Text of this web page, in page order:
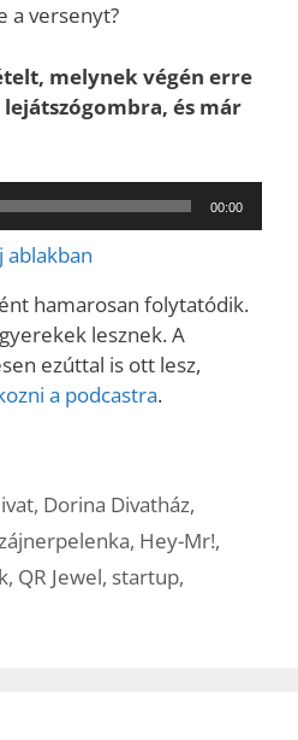
a versenyt?
melynek végén erre
és már
00:00
ablakban
hamarosan folytatódik.
lesznek. A
ezúttal is ott lesz,
a podcastra.
, Dorina Divatház,
, Hey-Mr!,
, QR Jewel, startup,